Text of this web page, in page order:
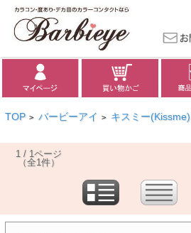
TOP > バービーアイ > キスミー(Kissme)
1 / 1ページ
（全1件）